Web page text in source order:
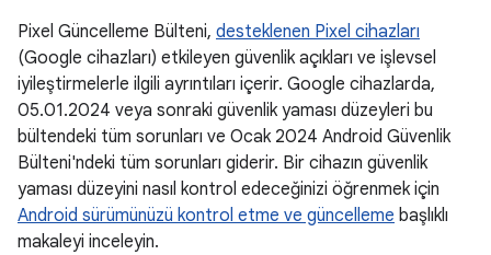
Pixel Güncelleme Bülteni, desteklenen Pixel cihazları
(Google cihazları) etkileyen güvenlik açıkları ve işlevsel
iyileştirmelerle ilgili ayrıntıları içerir. Google cihazlarda,
05.01.2024 veya sonraki güvenlik yaması düzeyleri bu
bültendeki tüm sorunları ve Ocak 2024 Android Güvenlik
Bülteni'ndeki tüm sorunları giderir. Bir cihazın güvenlik
yaması düzeyini nasıl kontrol edeceğinizi öğrenmek için
Android sürümünüzü kontrol etme ve güncelleme başlıklı
makaleyi inceleyin.